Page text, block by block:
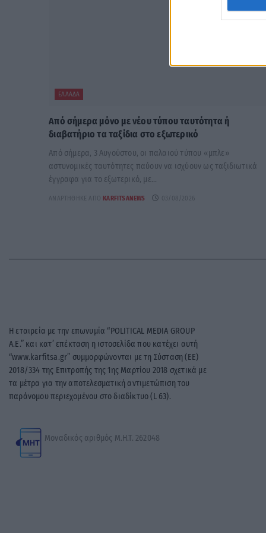
ΕΛΛΆΔΑ
Από σήμερα μόνο με νέου τύπου ταυτότητα ή
διαβατήριο τα ταξίδια στο εξωτερικό
Από σήμερα, 3 Αυγούστου, οι παλαιού τύπου «μπλε»
αστυνομικές ταυτότητες παύουν να ισχύουν ως ταξιδιωτικά
έγγραφα για το εξωτερικό, με...
ΑΝΑΡΤΉΘΗΚΕ ΑΠΌ KARFITSANEWS 03/08/2026
Η εταιρεία με την επωνυμία “POLITICAL MEDIA GROUP
A.E.” και κατ’ επέκταση η ιστοσελίδα που κατέχει αυτή
“www.karfitsa.gr” συμμορφώνονται με τη Σύσταση (ΕΕ)
2018/334 της Επιτροπής της 1ης Μαρτίου 2018 σχετικά με
τα μέτρα για την αποτελεσματική αντιμετώπιση του
παράνομου περιεχομένου στο διαδίκτυο (L 63).
Μοναδικός αριθμός Μ.Η.Τ. 262048